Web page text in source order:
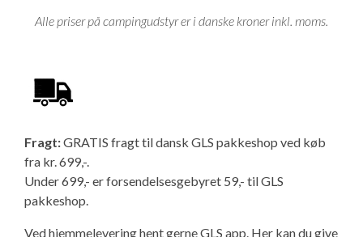
Alle priser på campingudstyr er i danske kroner inkl. moms.
Fragt:GRATIS fragt til dansk GLS pakkeshop ved køb
fra kr. 699,-.
Under 699,- er forsendelsesgebyret 59,- til GLS
pakkeshop.
Ved hjemmelevering hent gerne GLS app. Her kan du give